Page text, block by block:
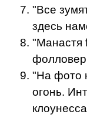
"Все
здесь
"Манастя
"На фото
огонь.